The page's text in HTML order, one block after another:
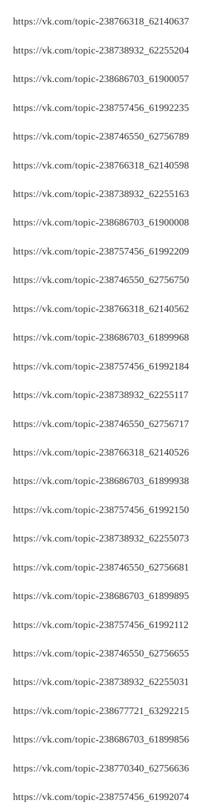
https://vk.com/topic-238766318_62140637
https://vk.com/topic-238738932_62255204
https://vk.com/topic-238686703_61900057
https://vk.com/topic-238757456_61992235
https://vk.com/topic-238746550_62756789
https://vk.com/topic-238766318_62140598
https://vk.com/topic-238738932_62255163
https://vk.com/topic-238686703_61900008
https://vk.com/topic-238757456_61992209
https://vk.com/topic-238746550_62756750
https://vk.com/topic-238766318_62140562
https://vk.com/topic-238686703_61899968
https://vk.com/topic-238757456_61992184
https://vk.com/topic-238738932_62255117
https://vk.com/topic-238746550_62756717
https://vk.com/topic-238766318_62140526
https://vk.com/topic-238686703_61899938
https://vk.com/topic-238757456_61992150
https://vk.com/topic-238738932_62255073
https://vk.com/topic-238746550_62756681
https://vk.com/topic-238686703_61899895
https://vk.com/topic-238757456_61992112
https://vk.com/topic-238746550_62756655
https://vk.com/topic-238738932_62255031
https://vk.com/topic-238677721_63292215
https://vk.com/topic-238686703_61899856
https://vk.com/topic-238770340_62756636
https://vk.com/topic-238757456_61992074